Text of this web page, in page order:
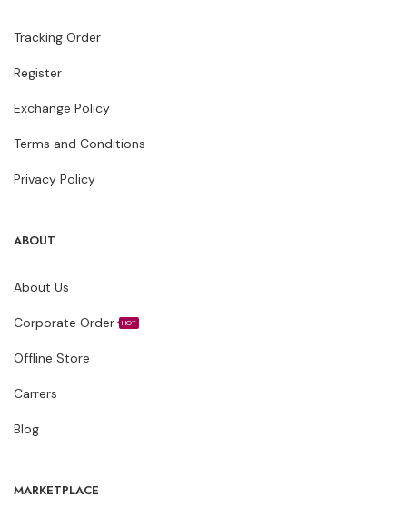
Tracking Order
Register
Exchange Policy
Terms and Conditions
Privacy Policy
ABOUT
About Us
Corporate Order HOT
Offline Store
Carrers
Blog
MARKETPLACE